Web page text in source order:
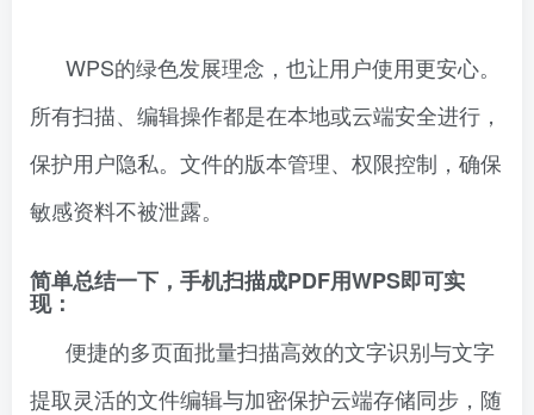
WPS的绿色发展理念，也让用户使用更安心。
所有扫描、编辑操作都是在本地或云端安全进行，
保护用户隐私。文件的版本管理、权限控制，确保
敏感资料不被泄露。
简单总结一下，手机扫描成PDF用WPS即可实
现：
便捷的多页面批量扫描高效的文字识别与文字
提取灵活的文件编辑与加密保护云端存储同步，随